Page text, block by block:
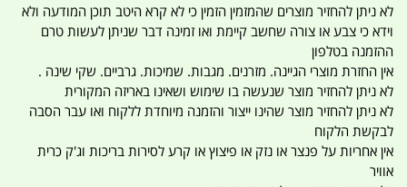
לא ניתן להחזיר מוצרים שהמזמין הזמין כי לא קרא היטב תוכן המודעה ולא
וידא כי צבע או צורה שחשב קיימת ואו זמינה דבר שניתן לעשות טרם
ההזמנה בטלפון
אין החזרת מוצרי הגיינה. מזרנים. מגבות. שמיכות. גרביים. שקי שינה .
לא ניתן להחזיר מוצר שנעשה בו שימוש ושאינו באריזה המקורית
לא ניתן להחזיר מוצר שהינו ייצור והזמנה מיוחדת ללקוח ואו עבר הסבה
לבקשת הלקוח
אין אחריות על פנצר או נזק או פיצוץ או קרע לסירות בריכות וג'ק כרית
אוויר